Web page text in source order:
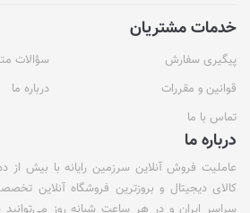
خدمات مشتریان
پیگیری سفارش
سؤالات
قوانین و مقررات
درباره ما
تماس با ما
درباره ما
عاملیت فروش آنلاین سرزمین رایانه با بیش
کالای دیجیتال و بروزترین فروشگاه آنلاین
سراسر ایران و در هر ساعت شبانه روز